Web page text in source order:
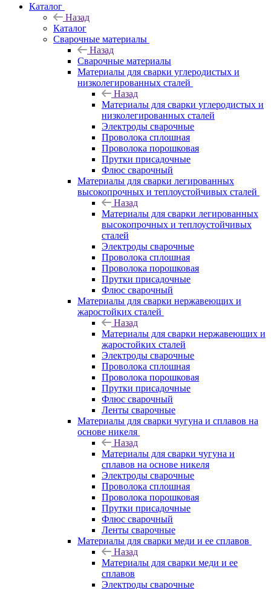
Каталог
Назад
Каталог
Сварочные материалы
Назад
Сварочные материалы
Материалы для сварки углеродистых и
низколегированных сталей
Назад
Материалы для сварки углеродистых и
низколегированных сталей
Электроды сварочные
Проволока сплошная
Проволока порошковая
Прутки присадочные
Флюс сварочный
Материалы для сварки легированных
высокопрочных и теплоустойчивых сталей
Назад
Материалы для сварки легированных
высокопрочных и теплоустойчивых
сталей
Электроды сварочные
Проволока сплошная
Проволока порошковая
Прутки присадочные
Флюс сварочный
Материалы для сварки нержавеющих и
жаростойких сталей
Назад
Материалы для сварки нержавеющих и
жаростойких сталей
Электроды сварочные
Проволока сплошная
Проволока порошковая
Прутки присадочные
Флюс сварочный
Ленты сварочные
Материалы для сварки чугуна и сплавов на
основе никеля
Назад
Материалы для сварки чугуна и
сплавов на основе никеля
Электроды сварочные
Проволока сплошная
Проволока порошковая
Прутки присадочные
Флюс сварочный
Ленты сварочные
Материалы для сварки меди и ее сплавов
Назад
Материалы для сварки меди и ее
сплавов
Электроды сварочные